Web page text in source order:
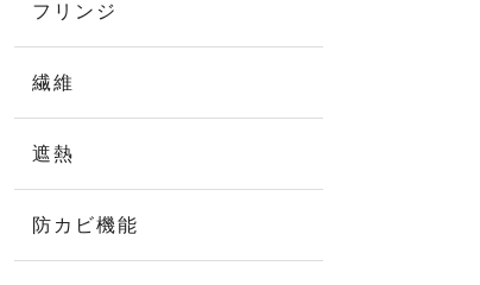
フリンジ
繊維
遮熱
防カビ機能